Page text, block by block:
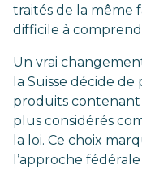
traités de la même
difficile à
Un vrai
la Suisse décide
produits contenant
plus considérés
la loi. Ce choix
l’approche